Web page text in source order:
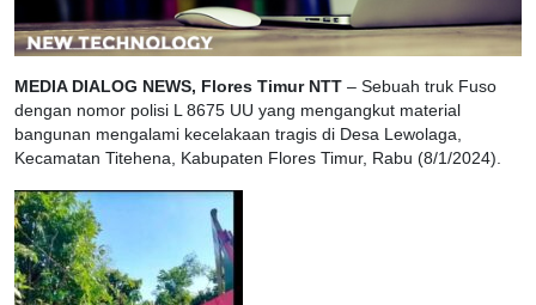
MEDIA DIALOG NEWS, Flores Timur NTT – Sebuah truk Fuso
dengan nomor polisi L 8675 UU yang mengangkut material
bangunan mengalami kecelakaan tragis di Desa Lewolaga,
Kecamatan Titehena, Kabupaten Flores Timur, Rabu (8/1/2024).